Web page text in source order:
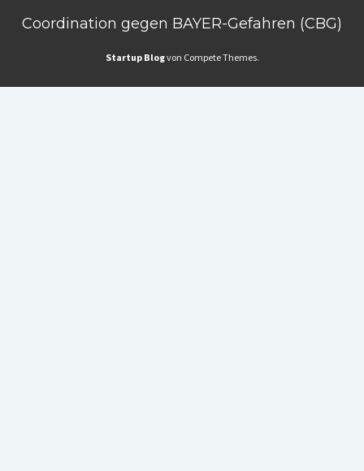
Coordination gegen BAYER-Gefahren (CBG)
Startup Blogvon Compete Themes.